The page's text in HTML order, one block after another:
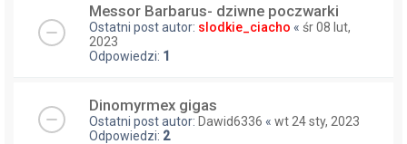
Messor Barbarus- dziwne poczwarki
Ostatni post autor: slodkie_ciacho « śr 08 lut,
2023
Odpowiedzi: 1
Dinomyrmex gigas
Ostatni post autor: Dawid6336 « wt 24 sty, 2023
Odpowiedzi: 2